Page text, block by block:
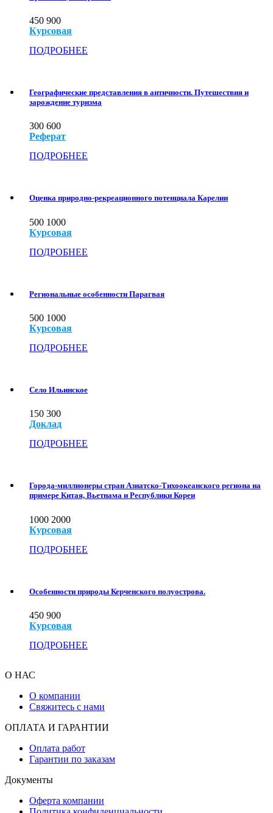
450 900
Курсовая
ПОДРОБНЕЕ
Географические представления в античности. Путешествия и
зарождение туризма
300 600
Реферат
ПОДРОБНЕЕ
Оценка природно-рекреационного потенциала Карелии
500 1000
Курсовая
ПОДРОБНЕЕ
Региональные особенности Парагвая
500 1000
Курсовая
ПОДРОБНЕЕ
Село Ильинское
150 300
Доклад
ПОДРОБНЕЕ
Города-миллионеры стран Азиатско-Тихоокеанского региона на
примере Китая, Вьетнама и Республики Кореи
1000 2000
Курсовая
ПОДРОБНЕЕ
Особенности природы Керченского полуострова.
450 900
Курсовая
ПОДРОБНЕЕ
О НАС
О компании
Свяжитесь с нами
ОПЛАТА И ГАРАНТИИ
Оплата работ
Гарантии по заказам
Документы
Оферта компании